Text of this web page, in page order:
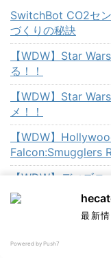
SwitchBot CO2セ
づくりの秘訣
【WDW】Star
る！！
【WDW】Star
メ！！
【WDW】
Falcon:Smugglers
【WDW】ディズ
手配ガイド！！
最新
Powered by Push7